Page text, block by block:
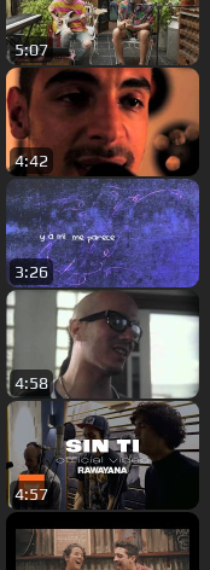
5:07
4:42
3:26
4:58
4:57